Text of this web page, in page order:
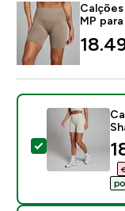
MP
Select this